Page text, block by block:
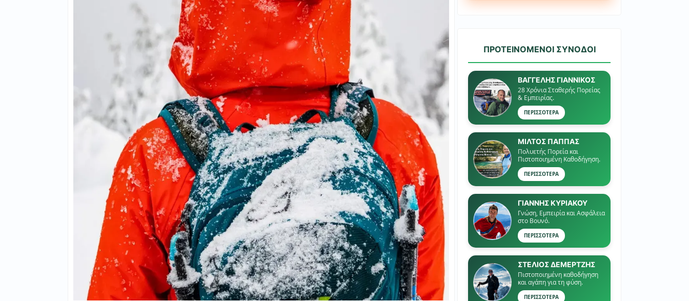
ΠΡΟΤΕΙΝΟΜΕΝΟΙ ΣΥΝΟΔΟΙ
ΒΑΓΓΕΛΗΣ ΓΙΑΝΝΙΚΟΣ
28 Χρόνια Σταθερής Πορείας
& Εμπειρίας.
ΠΕΡΙΣΣΟΤΕΡΑ
ΜΙΛΤΟΣ ΠΑΠΠΑΣ
Πολυετής Πορεία και
Πιστοποιημένη Καθοδήγηση.
ΠΕΡΙΣΣΟΤΕΡΑ
ΓΙΑΝΝΗΣ ΚΥΡΙΑΚΟΥ
Γνώση, Εμπειρία και Ασφάλεια
στο Βουνό.
ΠΕΡΙΣΣΟΤΕΡΑ
ΣΤΕΛΙΟΣ ΔΕΜΕΡΤΖΗΣ
Πιστοποιημένη καθοδήγηση
και αγάπη για τη φύση.
ΠΕΡΙΣΣΟΤΕΡΑ